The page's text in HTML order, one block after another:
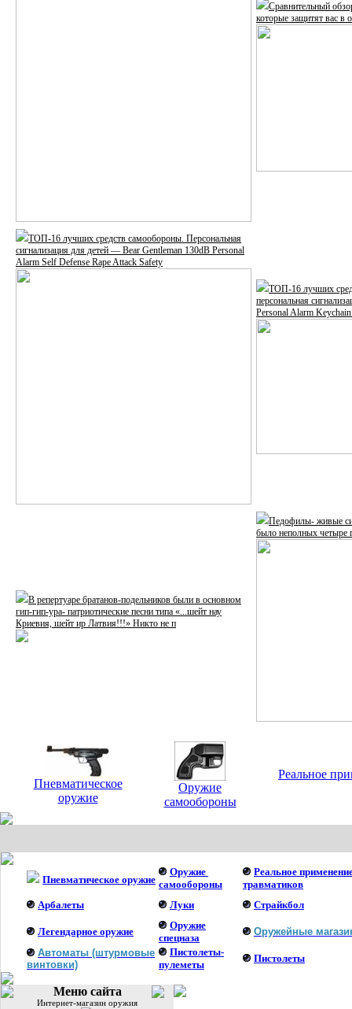
Сравнительный
которые защитят вас в
ТОП-16 лучших средств самообороны. Персональная
сигнализация для детей — Bear Gentleman 130dB Personal
Alarm Self Defense Rape Attack Safety
ТОП-16 лучших
персональная
Personal Alarm
В репертуаре братанов-подельников были в основном
гип-гип-ура- патриотические песни типа «...шейт нау
Криевия, шейт ир Латвия!!!» Никто не п
Педофилы- живые
было неполных четыре
Пневматическое
оружие
Оружие
самообороны
Реальное
Пневматическое оружие
Оружие
самообороны
Реальное
травматиков
Арбалеты
Луки Страйкбол
Легендарное оружие
Оружие
спецназа
Оружейные
Автоматы (штурмовые
винтовки)
Пистолеты-
пулеметы
Пистолеты
Меню сайта
Интернет-магазин оружия